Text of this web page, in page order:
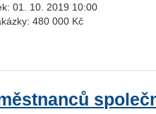
01. 10. 2019 10:00
480 000 Kč